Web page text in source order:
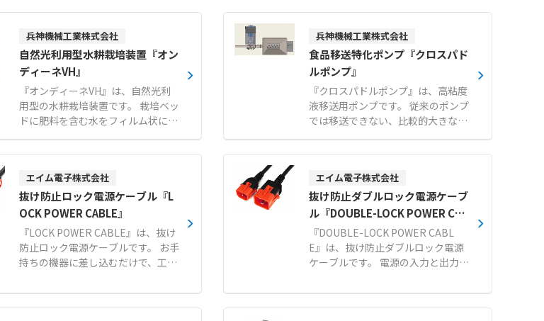
兵神機械工業株式会社
自然光利用型水耕栽培装置『オン
ディーネVH』
『オンディーネVH』は、自然光利
用型の水耕栽培装置です。 栽培ベッ
ドに肥料を含む水をフィルム状に薄
く流すNFT（薄膜式水耕栽培）方式
を採用し、水量が少なく軽量化され
とができます。 スライド式栽培台を
用いて栽培面積を増やし、限られた
スペースを最大限に活用します。 ま
た、ハイドロコントローラにより循
環養液の肥料濃度や酸度を自動で管
理でき、養液温度の調整も可能なた
め、作物の生育に適した環境を維持
兵神機械工業株式会社
食品移送特化ポンプ『クロスパド
ルポンプ』
『クロスパドルポンプ』は、高粘度
液移送用ポンプです。 従来のポンプ
では移送できない、比較的大きな固
形物が混入している液体や高粘度液
体の移送が可能な食品移送特化ポン
内で回転運動をする容積排除型の機
構を採用しています。 5cm大の固形
物混入液体の移送に対応し、デリケ
ートなつぶ物も低破損率で移送でき
ます。 10万CPの高粘度液も超低速
回転により、移送物を練らずに移送
することが可能です。 可逆運転機能
エイム電子株式会社
抜け防止ロック電源ケーブル『L
OCK POWER CABLE』
『LOCK POWER CABLE』は、抜け
防止ロック電源ケーブルです。 お手
持ちの機器に差し込むだけで、工具
可能です。 ソケット側の内部構造の
みでロックするため、接続する機器
エイム電子株式会社
抜け防止ダブルロック電源ケーブ
ル『DOUBLE-LOCK POWER CAB
LE』
『DOUBLE-LOCK POWER CABL
E』は、抜け防止ダブルロック電源
ケーブルです。 電源の入力と出力の
面倒な取付作業や工具は不要で、機
器に差し込むだけで確実に固定でき